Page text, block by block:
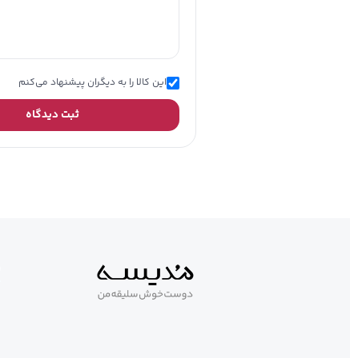
این کالا را به دیگران پیشنهاد می‌کنم
ثبت دیدگاه